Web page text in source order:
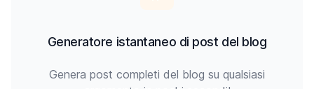
Generatore istantaneo di post del blog
Genera post completi del blog su qualsiasi